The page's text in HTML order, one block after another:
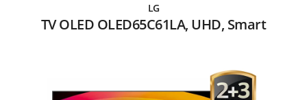
LG
TV OLED OLED65C61LA, UHD, Smart